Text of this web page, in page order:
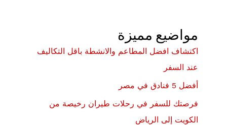
مواضيع مميزة
اكتشاف افضل المطاعم والانشطة باقل التكاليف
عند السفر
أفضل 5 فنادق في مصر
فرصتك للسفر في رحلات طيران رخيصة من
الكويت إلى الرياض